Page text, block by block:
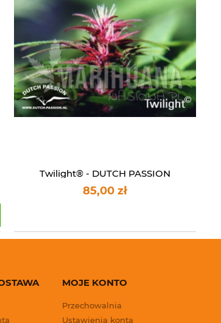
Twilight® - DUTCH PASSION
85,00 zł
MOJE KONTO
Przechowalnia
Ustawienia konta